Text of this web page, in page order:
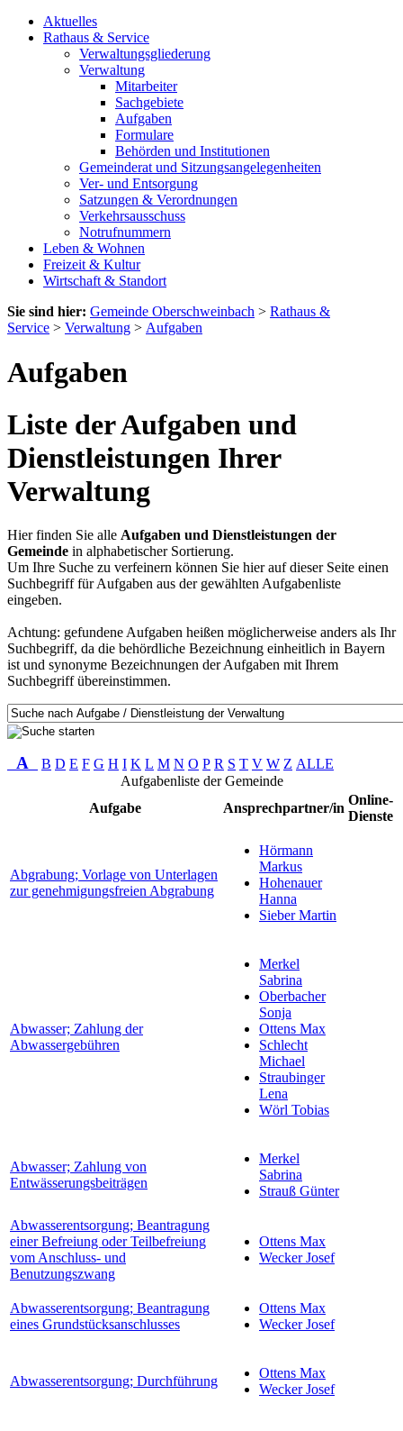
Aktuelles
Rathaus & Service
Verwaltungsgliederung
Verwaltung
Mitarbeiter
Sachgebiete
Aufgaben
Formulare
Behörden und Institutionen
Gemeinderat und Sitzungsangelegenheiten
Ver- und Entsorgung
Satzungen & Verordnungen
Verkehrsausschuss
Notrufnummern
Leben & Wohnen
Freizeit & Kultur
Wirtschaft & Standort
Sie sind hier: Gemeinde Oberschweinbach > Rathaus &
Service > Verwaltung > Aufgaben
Aufgaben
Liste der Aufgaben und
Dienstleistungen Ihrer
Verwaltung
Hier finden Sie alle Aufgaben und Dienstleistungen der
Gemeinde in alphabetischer Sortierung.
Um Ihre Suche zu verfeinern können Sie hier auf dieser Seite einen
Suchbegriff für Aufgaben aus der gewählten Aufgabenliste
eingeben.
Achtung: gefundene Aufgaben heißen möglicherweise anders als Ihr
Suchbegriff, da die behördliche Bezeichnung einheitlich in Bayern
ist und synonyme Bezeichnungen der Aufgaben mit Ihrem
Suchbegriff übereinstimmen.
A B D E F G H I K L M N O P R S T V W Z ALLE
Aufgabenliste der Gemeinde
Aufgabe
Ansprechpartner/in
Online-
Dienste
Abgrabung; Vorlage von Unterlagen
zur genehmigungsfreien Abgrabung
Hörmann
Markus
Hohenauer
Hanna
Sieber Martin
Abwasser; Zahlung der
Abwassergebühren
Merkel
Sabrina
Oberbacher
Sonja
Ottens Max
Schlecht
Michael
Straubinger
Lena
Wörl Tobias
Abwasser; Zahlung von
Entwässerungsbeiträgen
Merkel
Sabrina
Strauß Günter
Abwasserentsorgung; Beantragung
einer Befreiung oder Teilbefreiung
vom Anschluss- und
Benutzungszwang
Ottens Max
Wecker Josef
Abwasserentsorgung; Beantragung
eines Grundstücksanschlusses
Ottens Max
Wecker Josef
Abwasserentsorgung; Durchführung
Ottens Max
Wecker Josef